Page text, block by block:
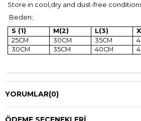
Store in cool,dry and dust-free
Beden;
S (1)
M(2) L(3)
25CM
30CM 35CM
30CM
35CM 40CM
YORUMLAR(0)